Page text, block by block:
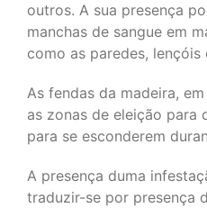
outros. A sua presença
manchas de sangue em
como as paredes,
As fendas da madeira,
as zonas de eleição para
para se esconderem
A presença duma
traduzir-se por presença